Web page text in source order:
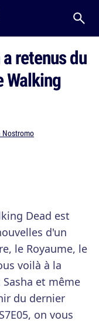
retenus du
Walking
Nostromo
Dead est
d'un
le Royaume, le
voilà à la
et même
du dernier
on vous